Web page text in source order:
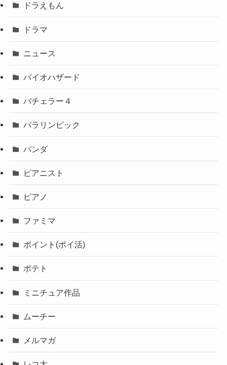
ドラえもん
ドラマ
ニュース
バイオハザード
バチェラー４
パラリンピック
パンダ
ピアニスト
ピアノ
ファミマ
ポイント(ポイ活)
ポテト
ミニチュア作品
ムーチー
メルマガ